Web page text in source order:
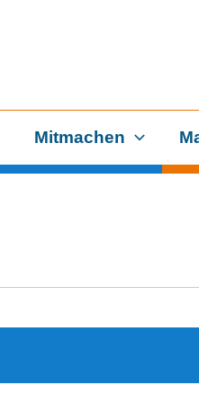
Mitmachen